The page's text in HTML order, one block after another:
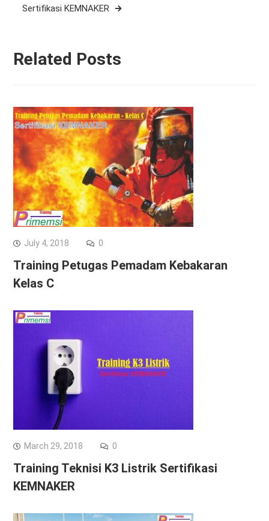
Sertifikasi KEMNAKER
Related Posts
July 4, 2018 0
Training Petugas Pemadam Kebakaran
Kelas C
March 29, 2018 0
Training Teknisi K3 Listrik Sertifikasi
KEMNAKER